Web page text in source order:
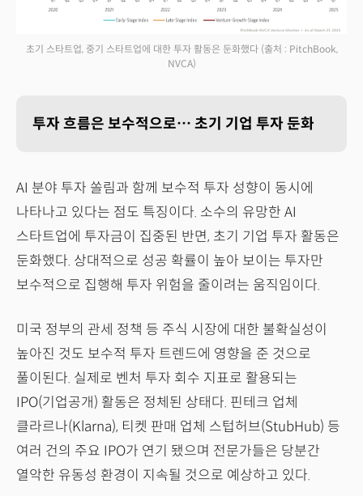
초기 스타트업, 중기 스타트업에 대한 투자 활동은 둔화했다 (출처 : PitchBook,
NVCA)
투자 흐름은 보수적으로… 초기 기업 투자 둔화
AI 분야 투자 쏠림과 함께 보수적 투자 성향이 동시에
나타나고 있다는 점도 특징이다. 소수의 유망한 AI
스타트업에 투자금이 집중된 반면, 초기 기업 투자 활동은
둔화했다. 상대적으로 성공 확률이 높아 보이는 투자만
보수적으로 집행해 투자 위험을 줄이려는 움직임이다.
미국 정부의 관세 정책 등 주식 시장에 대한 불확실성이
높아진 것도 보수적 투자 트렌드에 영향을 준 것으로
풀이된다. 실제로 벤처 투자 회수 지표로 활용되는
IPO(기업공개) 활동은 정체된 상태다. 핀테크 업체
클라르나(Klarna), 티켓 판매 업체 스텁허브(StubHub) 등
여러 건의 주요 IPO가 연기 됐으며 전문가들은 당분간
열악한 유동성 환경이 지속될 것으로 예상하고 있다.